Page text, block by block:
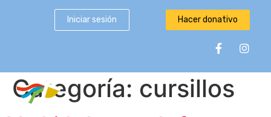
Iniciar sesión Hacer donativo
Categoría: cursillos